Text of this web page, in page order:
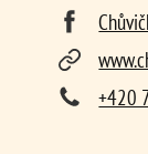
+420